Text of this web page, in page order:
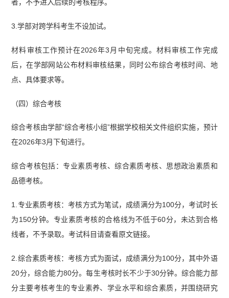
者，不予进入后续的考核程序。
3.学部对跨学科考生不设加试。
材料审核工作预计在2026年3月中旬完成。材料审核工作完成
后，在学部网站公布材料审核结果，同时公布综合考核时间、地
点、具体要求等。
（四）综合考核
综合考核由学部“综合考核小组”根据学校相关文件组织实施，预计
在2026年3月下旬进行。
综合考核包括：专业素质考核、综合素质考核、思想政治素质和
品德考核。
1.专业素质考核：考核方式为笔试，成绩满分为100分，考试时长
为150分钟。专业素质考核的合格线为不低于60分，未达到合格
线者，不予录取。考试科目请查看原文链接。
2.综合素质考核：考核方式为面试，成绩满分为100分，其中外语
20分，综合能力80分。每生考核时长不少于30分钟。综合能力部
分主要考核考生的专业素养、学业水平和综合素质，并围绕研究